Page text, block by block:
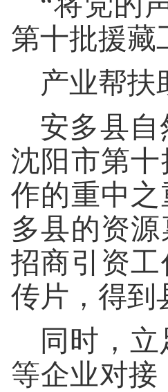
第十批援藏
产业帮扶
安多县
沈阳市第
作的重中
多县的资
招商引资
传片，得到
同时，
等企业对接